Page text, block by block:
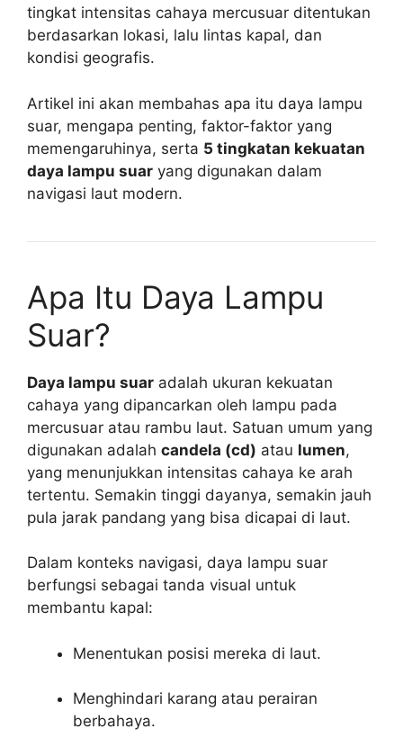
tingkat intensitas cahaya mercusuar ditentukan
berdasarkan lokasi, lalu lintas kapal, dan
kondisi geografis.
Artikel ini akan membahas apa itu daya lampu
suar, mengapa penting, faktor-faktor yang
memengaruhinya, serta 5 tingkatan kekuatan
daya lampu suar yang digunakan dalam
navigasi laut modern.
Apa Itu Daya Lampu
Suar?
Daya lampu suar adalah ukuran kekuatan
cahaya yang dipancarkan oleh lampu pada
mercusuar atau rambu laut. Satuan umum yang
digunakan adalah candela (cd) atau lumen,
yang menunjukkan intensitas cahaya ke arah
tertentu. Semakin tinggi dayanya, semakin jauh
pula jarak pandang yang bisa dicapai di laut.
Dalam konteks navigasi, daya lampu suar
berfungsi sebagai tanda visual untuk
membantu kapal:
Menentukan posisi mereka di laut.
Menghindari karang atau perairan
berbahaya.